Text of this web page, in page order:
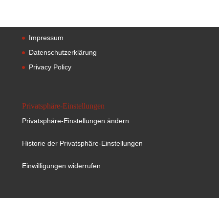
Impressum
Datenschutzerklärung
Privacy Policy
Privatsphäre-Einstellungen
Privatsphäre-Einstellungen ändern
Historie der Privatsphäre-Einstellungen
Einwilligungen widerrufen